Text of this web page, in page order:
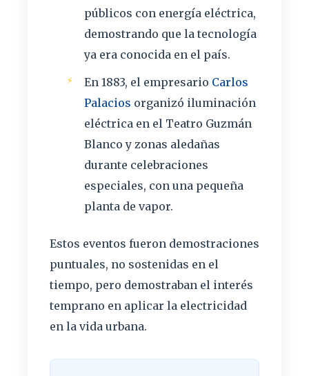
públicos con energía eléctrica,
demostrando que la tecnología
ya era conocida en el país.
En 1883, el empresario Carlos
Palacios organizó iluminación
eléctrica en el Teatro Guzmán
Blanco y zonas aledañas
durante celebraciones
especiales, con una pequeña
planta de vapor.
Estos eventos fueron demostraciones
puntuales, no sostenidas en el
tiempo, pero demostraban el interés
temprano en aplicar la electricidad
en la vida urbana.